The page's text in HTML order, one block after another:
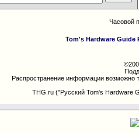
Часовой
Tom's Hardware Guide
Распространение информации возможно
THG.ru ("Русский Tom's Hardware